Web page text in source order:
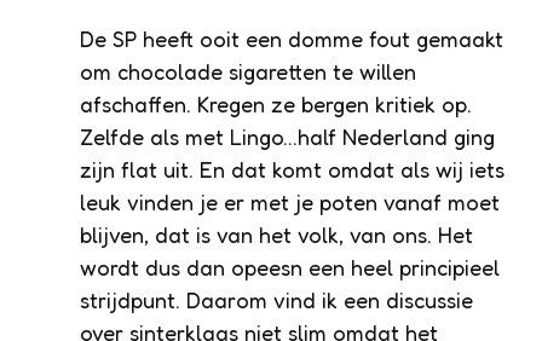
De SP heeft ooit een domme fout gemaakt
om chocolade sigaretten te willen
afschaffen. Kregen ze bergen kritiek op.
Zelfde als met Lingo…half Nederland ging
zijn flat uit. En dat komt omdat als wij iets
leuk vinden je er met je poten vanaf moet
blijven, dat is van het volk, van ons. Het
wordt dus dan opeesn een heel principieel
strijdpunt. Daarom vind ik een discussie
over sinterklaas niet slim omdat het